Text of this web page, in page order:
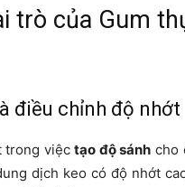
trò của Gum
điều chỉnh độ nhớt
trong việctạo độ sánh cho
dịch keo có độ nhớt